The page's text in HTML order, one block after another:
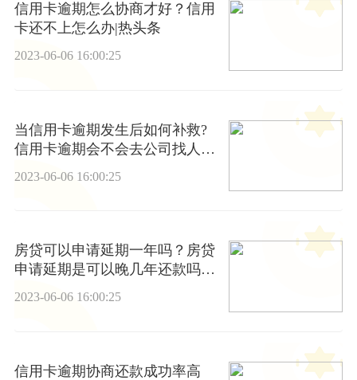
信用卡逾期怎么协商才好？信用
卡还不上怎么办|热头条
2023-06-06 16:00:25
当信用卡逾期发生后如何补救?
信用卡逾期会不会去公司找人后
2023-06-06 16:00:25
房贷可以申请延期一年吗？房贷
申请延期是可以晚几年还款吗？
_天天热文
2023-06-06 16:00:25
信用卡逾期协商还款成功率高